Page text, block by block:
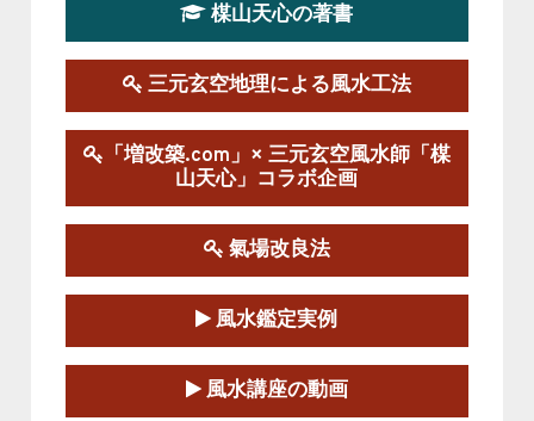
第１９期立命塾実践的風水学講座
この講座の募集は終了しました。
陰宅三元玄空風水講座
2025-06-07～2025-06-08
この講座の募集は終了しました。
第１８期立命塾『実践的易学講座』
2025-06-21～2025-08-24
この講座の募集は終了しました。
第１８期立命塾「実践的四柱立命学（四
楳山天心の著書
三元玄空地理による風水工法
「増改築.com」× 三元玄空風水師「楳
山天心」コラボ企画
氣場改良法
風水鑑定実例
風水講座の動画